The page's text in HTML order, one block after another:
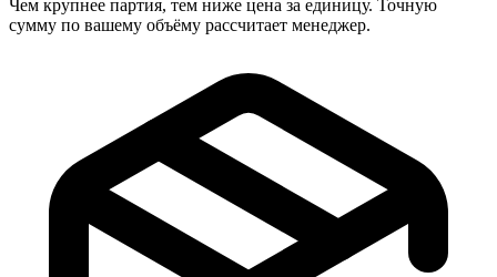
Чем крупнее партия, тем ниже цена за единицу. Точную
сумму по вашему объёму рассчитает менеджер.